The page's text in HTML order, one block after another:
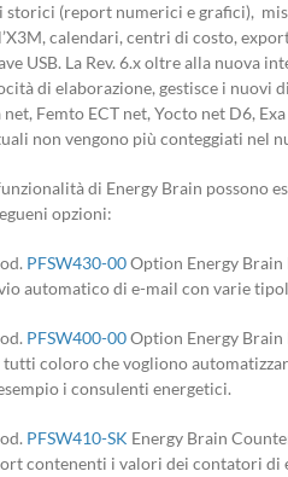
storici (report numerici e grafici),
calendari, centri di costo,
USB. La Rev. 6.x oltre alla nuova
di elaborazione, gestisce i nuovi
net, Femto ECT net, Yocto net D6,
non vengono più conteggiati nel
di Energy Brain possono
opzioni:
PFSW430-00Option Energy Brain
automatico di e-mail con varie
PFSW400-00Option Energy Brain
tutti coloro che vogliono
i consulenti energetici.
PFSW410-SK Energy Brain
contenenti i valori dei contatori di